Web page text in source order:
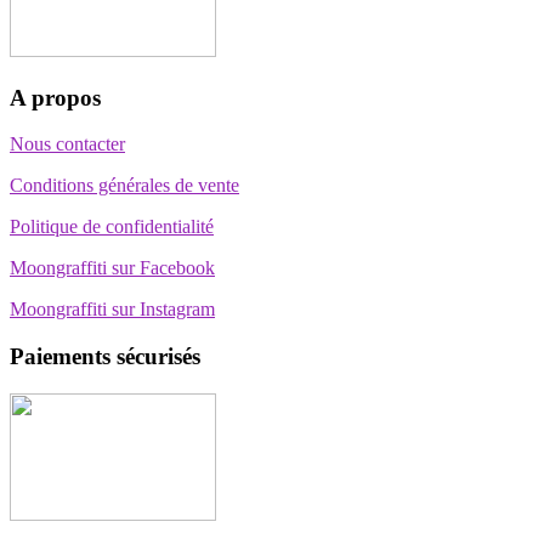
A propos
Nous contacter
Conditions générales de vente
Politique de confidentialité
Moongraffiti sur Facebook
Moongraffiti sur Instagram
Paiements sécurisés